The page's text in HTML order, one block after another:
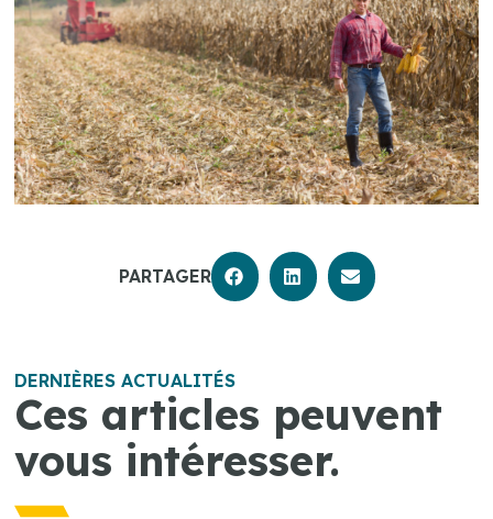
PARTAGER
DERNIÈRES ACTUALITÉS
Ces articles peuvent
vous intéresser.